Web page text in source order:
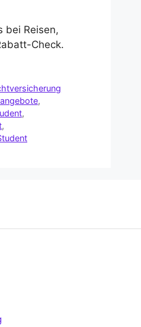
bei Reisen,
Check.
,
,
,